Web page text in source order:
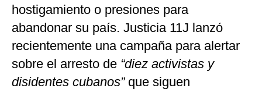
hostigamiento o presiones para
abandonar su país. Justicia 11J lanzó
recientemente una campaña para alertar
sobre el arresto de “diez activistas y
disidentes cubanos” que siguen